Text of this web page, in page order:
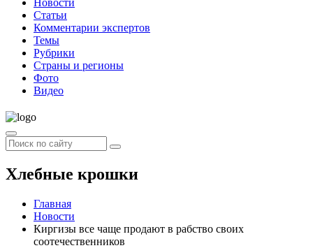
Новости
Статьи
Комментарии экспертов
Темы
Рубрики
Страны и регионы
Фото
Видео
Хлебные крошки
Главная
Новости
Киргизы все чаще продают в рабство своих
соотечественников